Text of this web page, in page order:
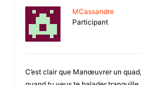
MCassandre
Participant
C’est clair que Manœuvrer un